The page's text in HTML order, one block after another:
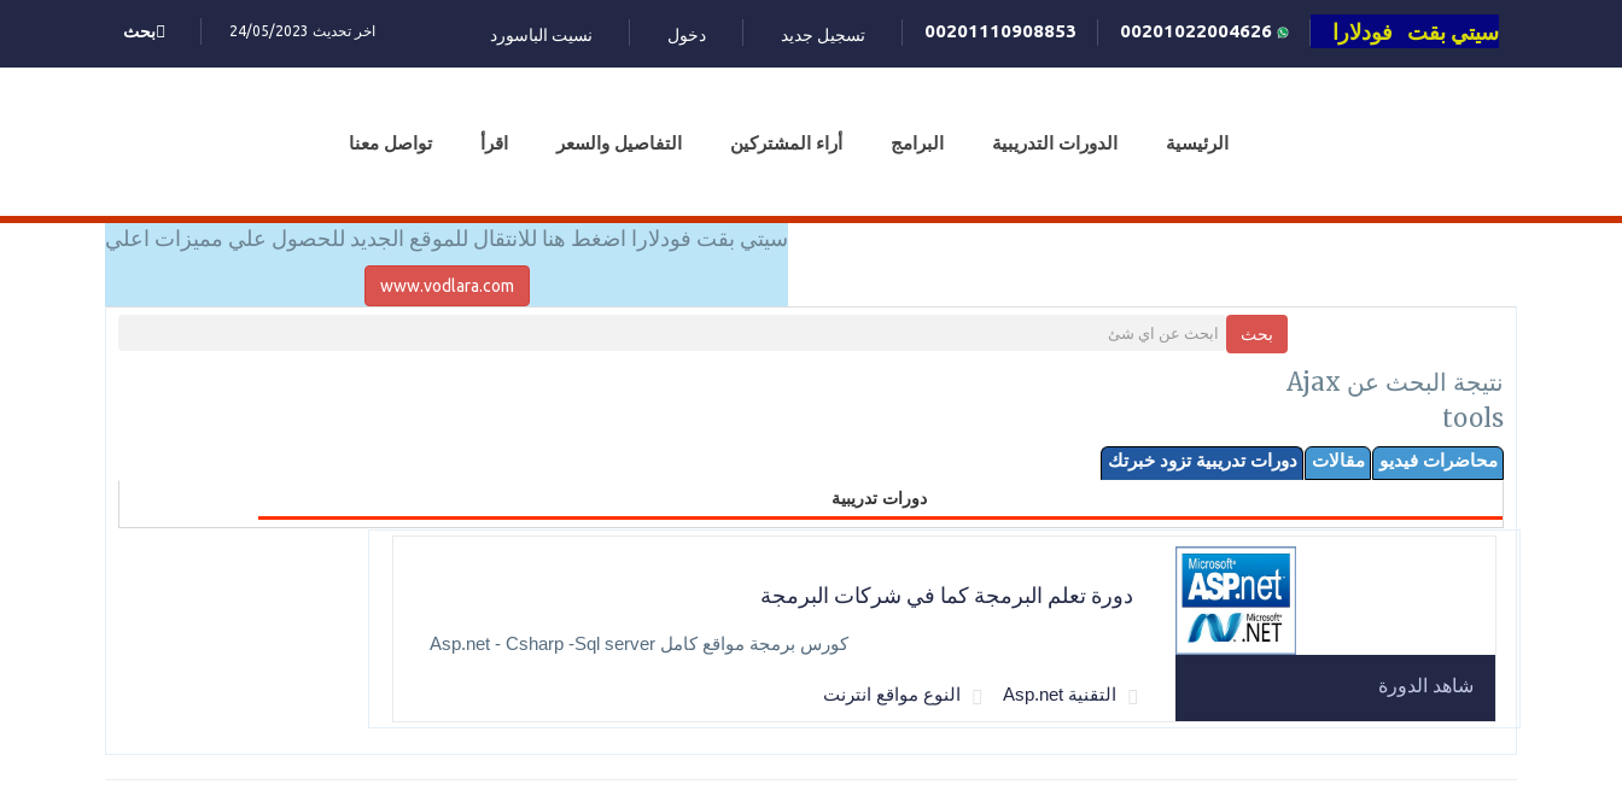
سيتي بقت فودلارا 00201110908853 تسجيل جديد دخول نسيت الباسورد اخر تحديث 24/05/2023 بحث
الرئيسية الدورات التدريبية البرامج أراء المشتركين التفاصيل والسعر اقرأ تواصل معنا
سيتي بقت فودلارا اضغط هنا للانتقال للموقع الجديد للحصول علي مميزات اعلي
www.vodlara.com
بحث
نتيجة البحث عن Ajax
tools
محاضرات فيديو مقالات دورات تدريبية تزود خبرتك
دورات تدريبية
شاهد الدورة
دورة تعلم البرمجة كما في شركات البرمجة
كورس برمجة مواقع كامل Asp.net - Csharp -Sql server
التقنية Asp.net النوع مواقع انترنت